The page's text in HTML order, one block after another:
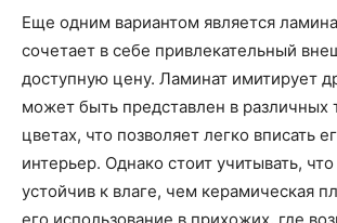
Еще одним вариантом является
сочетает в себе привлекательный
доступную цену. Ламинат имитирует
может быть представлен в различных
цветах, что позволяет легко вписать
интерьер. Однако стоит учитывать,
устойчив к влаге, чем керамическая